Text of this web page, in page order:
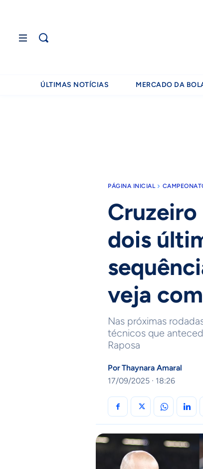
ÚLTIMAS NOTÍCIAS MERCADO DA
PÁGINA INICIAL
dois
veja
Nas próximas
técnicos que
Raposa
PorThaynara Amaral
17/09/2025 · 18:26